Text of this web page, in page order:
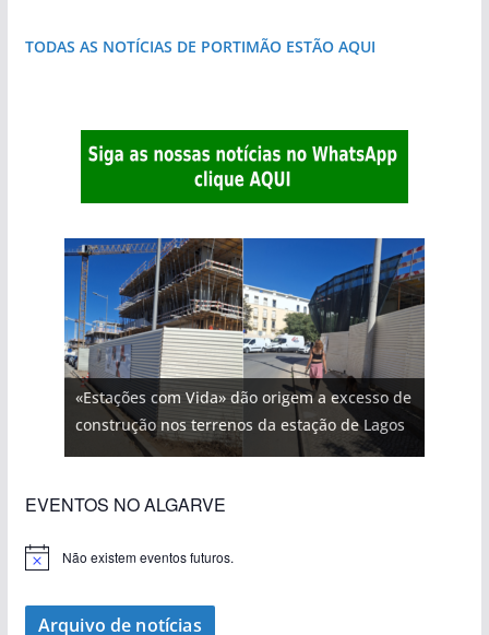
TODAS AS NOTÍCIAS DE PORTIMÃO ESTÃO AQUI
«Estações com Vida» dão origem a excesso de
construção nos terrenos da estação de Lagos
EVENTOS NO ALGARVE
Não existem eventos futuros.
Arquivo de notícias